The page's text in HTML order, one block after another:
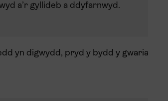
a’r gyllideb a ddyfarnwyd.
yn digwydd, pryd y bydd y gwariant